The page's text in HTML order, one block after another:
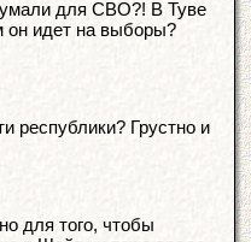
для СВО?! В Туве
он идет на выборы?
республики? Грустно и
для того, чтобы